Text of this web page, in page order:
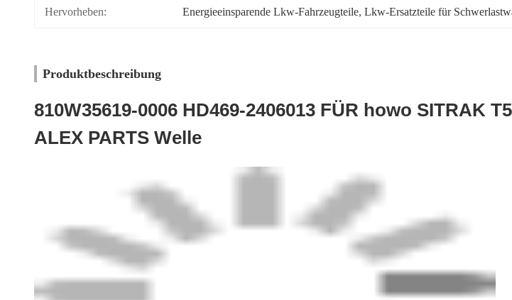
Hervorheben: Energieeinsparende Lkw-Fahrzeugteile, Lkw-Ersatzteile für
Produktbeschreibung
810W35619-0006 HD469-2406013 FÜR howo SITRAK
ALEX PARTS Welle